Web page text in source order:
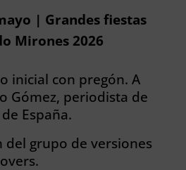
| Grandes fiestas
Mirones 2026
inicial con pregón. A
Gómez, periodista de
España.
del grupo de versiones